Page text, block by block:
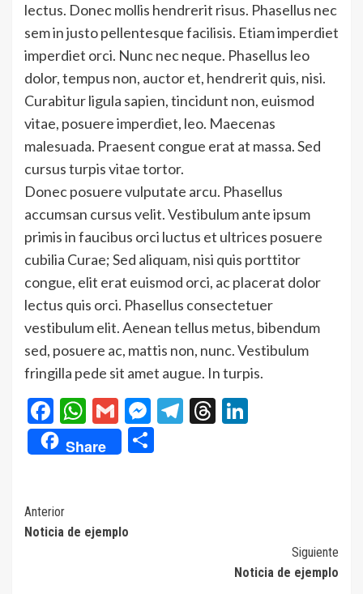
lectus. Donec mollis hendrerit risus. Phasellus nec
sem in justo pellentesque facilisis. Etiam imperdiet
imperdiet orci. Nunc nec neque. Phasellus leo
dolor, tempus non, auctor et, hendrerit quis, nisi.
Curabitur ligula sapien, tincidunt non, euismod
vitae, posuere imperdiet, leo. Maecenas
malesuada. Praesent congue erat at massa. Sed
cursus turpis vitae tortor.
Donec posuere vulputate arcu. Phasellus
accumsan cursus velit. Vestibulum ante ipsum
primis in faucibus orci luctus et ultrices posuere
cubilia Curae; Sed aliquam, nisi quis porttitor
congue, elit erat euismod orci, ac placerat dolor
lectus quis orci. Phasellus consectetuer
vestibulum elit. Aenean tellus metus, bibendum
sed, posuere ac, mattis non, nunc. Vestibulum
fringilla pede sit amet augue. In turpis.
Facebook
WhatsApp
GmailMessenger
Telegram
Threads
Share
Navegación
de
Anterior
Noticia de ejemplo
Siguiente
Noticia de ejemplo